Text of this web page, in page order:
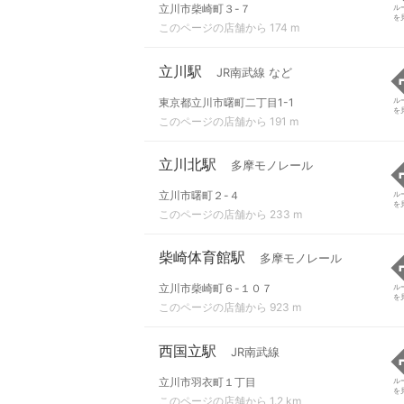
立川市柴崎町３-７
このページの店舗から 174 m
ル
を
立川駅 JR南武線 など
東京都立川市曙町二丁目1-1
このページの店舗から 191 m
ル
を
立川北駅 多摩モノレール
立川市曙町２-４
このページの店舗から 233 m
ル
を
柴崎体育館駅 多摩モノレール
立川市柴崎町６-１０７
このページの店舗から 923 m
ル
を
西国立駅 JR南武線
立川市羽衣町１丁目
このページの店舗から 1.2 km
ル
を